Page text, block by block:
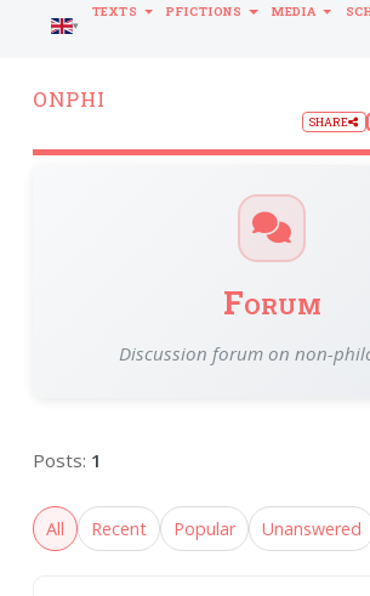
ONPHI
SHARE
Forum
Discussion forum on non-
Posts: 1
All Recent Popular Unanswered
LANGUAGE
TEXTS PFICTIONS MEDIA